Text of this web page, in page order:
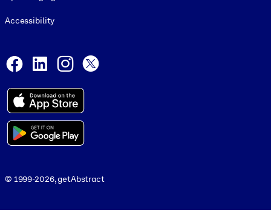
Accessibility
Facebook
LinkedInInstagram
© 1999-2026, getAbstract